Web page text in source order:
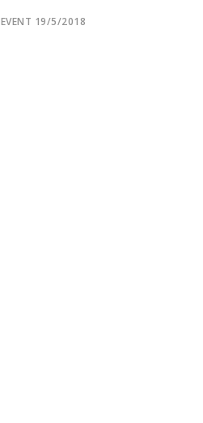
EVENT 19/5/2018